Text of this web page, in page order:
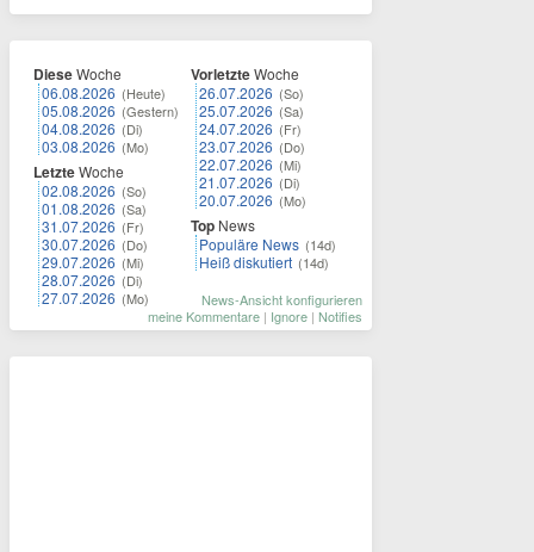
DieseWoche
06.08.2026 (Heute)
05.08.2026 (Gestern)
04.08.2026 (Di)
03.08.2026 (Mo)
LetzteWoche
02.08.2026 (So)
01.08.2026 (Sa)
31.07.2026 (Fr)
30.07.2026 (Do)
29.07.2026 (Mi)
28.07.2026 (Di)
27.07.2026 (Mo)
VorletzteWoche
26.07.2026 (So)
25.07.2026 (Sa)
24.07.2026 (Fr)
23.07.2026 (Do)
22.07.2026 (Mi)
21.07.2026 (Di)
20.07.2026 (Mo)
Top News
Populäre News (14d)
Heiß diskutiert (14d)
News-Ansicht konfigurieren
meine Kommentare | Ignore | Notifies